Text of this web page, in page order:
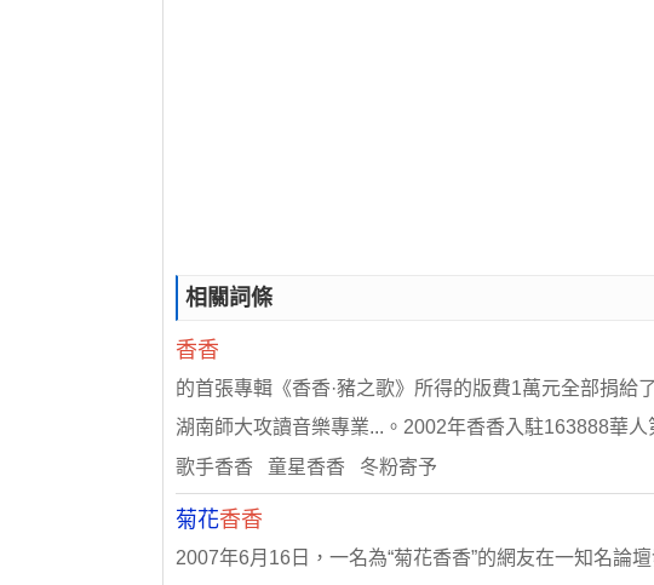
相關詞條
香香
的首張專輯《香香·豬之歌》所得的版費1萬元全部捐
湖南師大攻讀音樂專業...。2002年香香入駐163888華
歌手香香 童星香香 冬粉寄予
菊花香香
2007年6月16日，一名為“菊花香香”的網友在一知名論